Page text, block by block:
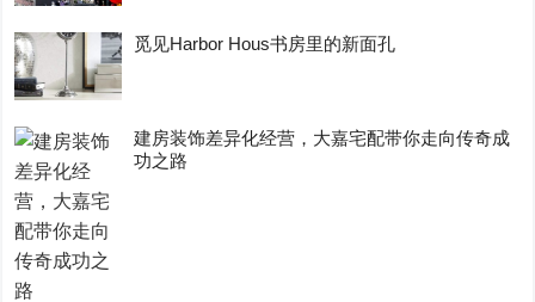
觅见Harbor Hous书房里的新面孔
建房装饰差异化经营，大嘉宅配带你走向传奇成
功之路